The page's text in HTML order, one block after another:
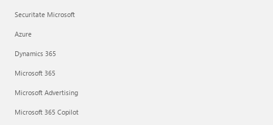
Securitate Microsoft
Azure
Dynamics 365
Microsoft 365
Microsoft Advertising
Microsoft 365 Copilot